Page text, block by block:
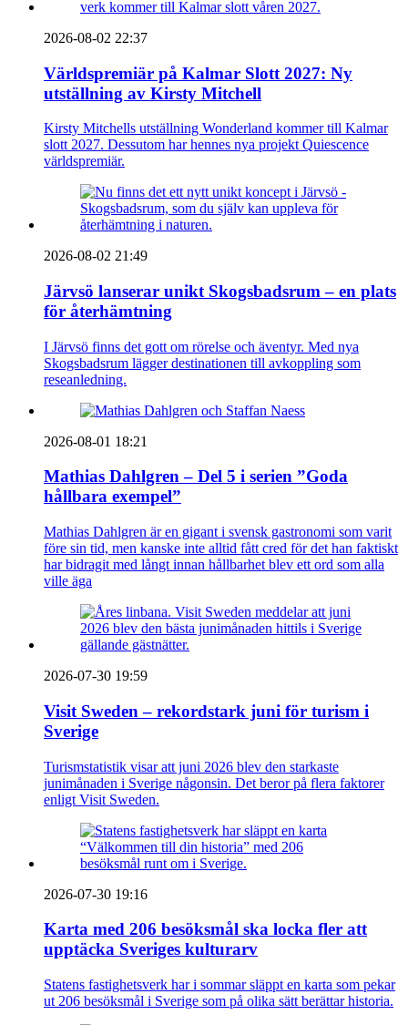
2026-08-02 22:37
Världspremiär på Kalmar Slott 2027: Ny
utställning av Kirsty Mitchell
Kirsty Mitchells utställning Wonderland kommer till Kalmar
slott 2027. Dessutom har hennes nya projekt Quiescence
världspremiär.
2026-08-02 21:49
Järvsö lanserar unikt Skogsbadsrum – en plats
för återhämtning
I Järvsö finns det gott om rörelse och äventyr. Med nya
Skogsbadsrum lägger destinationen till avkoppling som
reseanledning.
2026-08-01 18:21
Mathias Dahlgren – Del 5 i serien ”Goda
hållbara exempel”
Mathias Dahlgren är en gigant i svensk gastronomi som varit
före sin tid, men kanske inte alltid fått cred för det han faktiskt
har bidragit med långt innan hållbarhet blev ett ord som alla
ville äga
2026-07-30 19:59
Visit Sweden – rekordstark juni för turism i
Sverige
Turismstatistik visar att juni 2026 blev den starkaste
junimånaden i Sverige någonsin. Det beror på flera faktorer
enligt Visit Sweden.
2026-07-30 19:16
Karta med 206 besöksmål ska locka fler att
upptäcka Sveriges kulturarv
Statens fastighetsverk har i sommar släppt en karta som pekar
ut 206 besöksmål i Sverige som på olika sätt berättar historia.